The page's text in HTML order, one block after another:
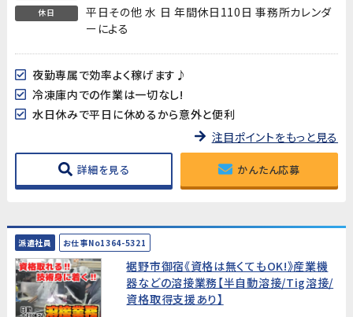
休日
平日その他 水 日 年間休日110日 事務所カレンダ
ーによる
夜勤専属で効率よく稼げます♪
冷凍庫内での作業は一切なし!
水日休みで平日に休めるから意外と便利
注目ポイントをもっと見る
詳細を見る かんたん応募
派遣社員 お仕事No1364-5321
裾野市御宿《資格は無くてもOK!》産業機
器などの溶接業務【半自動溶接/Tig溶接/
資格取得支援あり】